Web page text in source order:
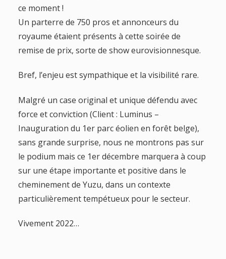
ce moment !
Un parterre de 750 pros et annonceurs du
royaume étaient présents à cette soirée de
remise de prix, sorte de show eurovisionnesque.
Bref, l’enjeu est sympathique et la visibilité rare.
Malgré un case original et unique défendu avec
force et conviction (Client : Luminus –
Inauguration du 1er parc éolien en forêt belge),
sans grande surprise, nous ne montrons pas sur
le podium mais ce 1er décembre marquera à coup
sur une étape importante et positive dans le
cheminement de Yuzu, dans un contexte
particulièrement tempétueux pour le secteur.
Vivement 2022…